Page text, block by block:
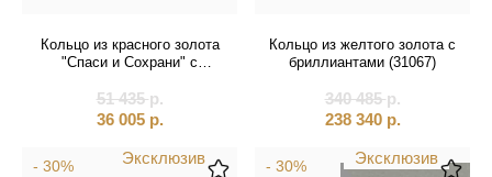
Спаситель
Именные:
Женские имена
Кольцо из красного золота
"Спаси и Сохрани" с
51 435р.
36 005 р.
Кольцо из желтого золота с
бриллиантами (31067)
340 485р.
238 340 р.
Эксклюзив
- 30% Эксклюзив
- 30%